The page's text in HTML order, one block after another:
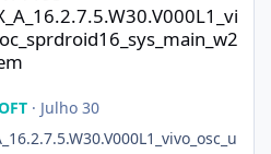
· Julho 30